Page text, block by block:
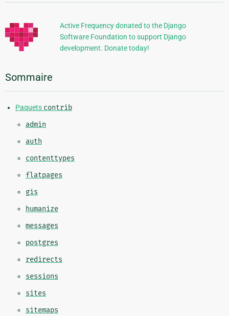
supplémentaires
Active Frequency donated to the Django
Software Foundation to support Django
development. Donate today!
Sommaire
Paquets contrib
admin
auth
contenttypes
flatpages
gis
humanize
messages
postgres
redirects
sessions
sites
sitemaps